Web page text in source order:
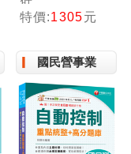
聘任職員統一
考試課文版套
進階，逐步解
說，實戰秘技
指點應考關
鍵！
特價:1305元
國民營事業